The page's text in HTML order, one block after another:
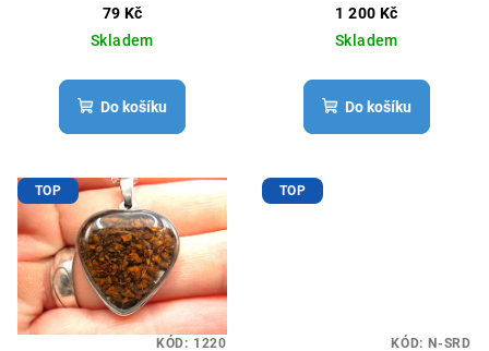
79 Kč
Skladem
Do košíku
1 200 Kč
Skladem
Do košíku
TOP
KÓD: 1220
TOP
KÓD: N-SRD